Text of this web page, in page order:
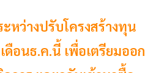
หว่างปรับโครงสร้างทุน
ดือนธ.ค.นี้ เพื่อเตรียมออก